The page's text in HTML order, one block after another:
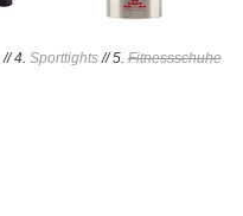
// 4. Sporttights// 5.Fitnessschuhe